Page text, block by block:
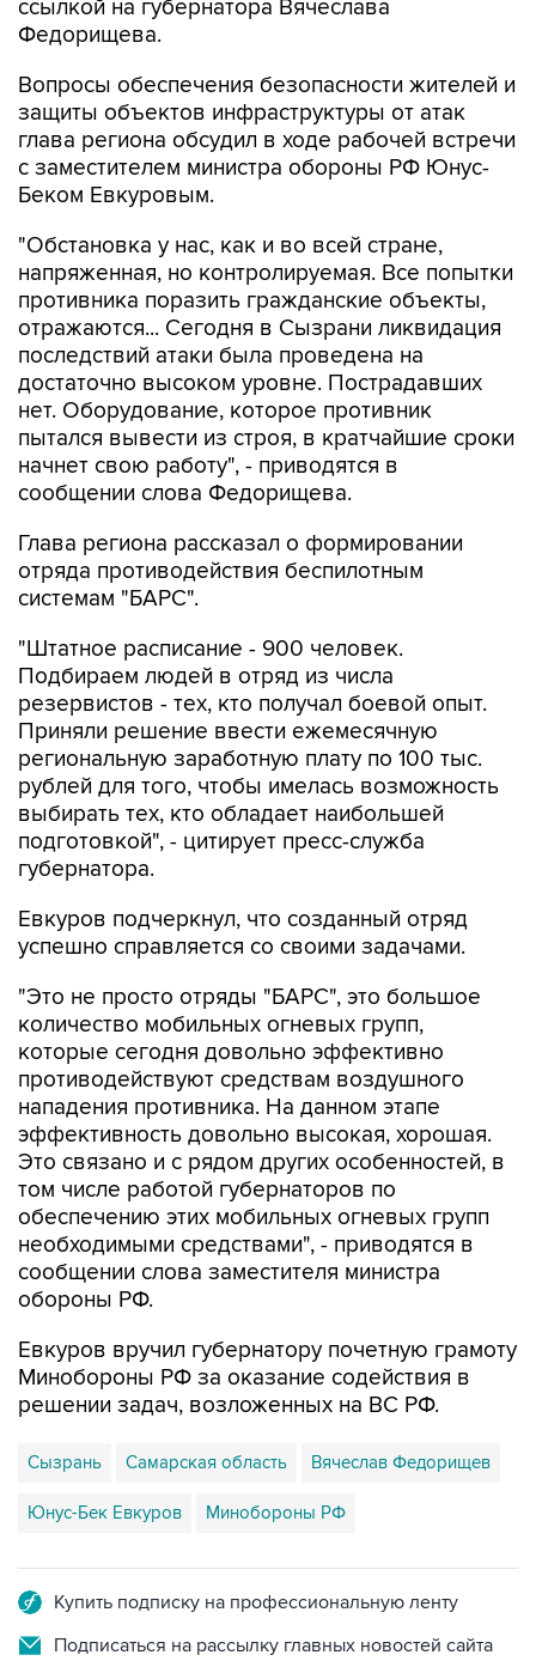
Вопросы обеспечения безопасности жителей и
глава региона обсудил в ходе рабочей встречи
с заместителем министра обороны РФ Юнус-
Беком Евкуровым.
"Обстановка у нас, как и во всей стране,
противника поразить гражданские объекты,
отражаются... Сегодня в Сызрани ликвидация
последствий атаки была проведена на
достаточно высоком уровне. Пострадавших
нет. Оборудование, которое противник
пытался вывести из строя, в кратчайшие сроки
начнет свою работу", - приводятся в
сообщении слова Федорищева.
Глава региона рассказал о формировании
системам "БАРС".
"Штатное расписание - 900 человек.
резервистов - тех, кто получал боевой опыт.
Приняли решение ввести ежемесячную
региональную заработную плату по 100 тыс.
рублей для того, чтобы имелась возможность
выбирать тех, кто обладает наибольшей
подготовкой", - цитирует пресс-служба
губернатора.
Евкуров подчеркнул, что созданный отряд
"Это не просто отряды "БАРС", это большое
которые сегодня довольно эффективно
противодействуют средствам воздушного
нападения противника. На данном этапе
эффективность довольно высокая, хорошая.
Это связано и с рядом других особенностей, в
том числе работой губернаторов по
обеспечению этих мобильных огневых групп
необходимыми средствами", - приводятся в
сообщении слова заместителя министра
обороны РФ.
Евкуров вручил губернатору почетную грамоту
решении задач, возложенных на ВС РФ.
Сызрань Самарская область Вячеслав Федорищев
Юнус-Бек Евкуров Минобороны РФ
Подписаться на рассылку главных новостей сайта
Получать оперативные новости в официальном